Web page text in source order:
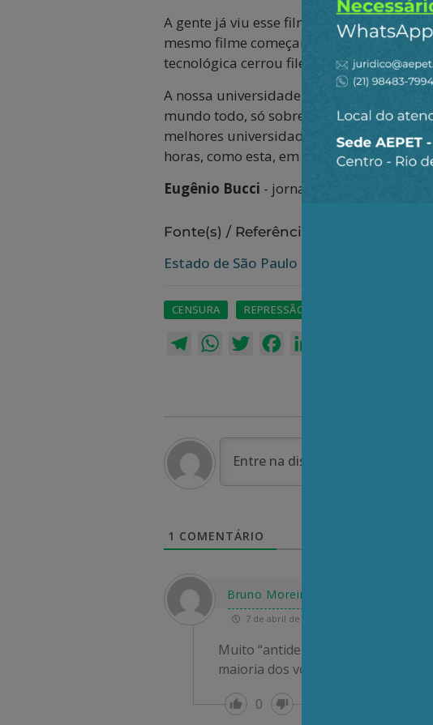
A gente já viu esse filme antes. A gente
mesmo filme começar de novo, como se
tecnológica cerrou fileiras com o poder
A nossa universidade precisa se
mundo todo, só sobrevive e se expande
melhores universidades do mundo, não
horas, como esta, em que temos de nos
Eugênio Bucci - jornalista e professor da
Fonte(s) / Referência(s):
Estado de São Paulo
CENSURA REPRESSÃO
TelegramWhatsAppTwitterFacebook
1 COMENTÁRIO
Bruno Moreira Silva
7 de abril de 2025 08:30
Muito “antidemocrático” a direita
maioria dos votos no executivo e
0